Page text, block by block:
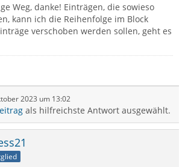
Weg, danke! Einträgen, die sowieso
kann ich die Reihenfolge im Block
verschoben werden sollen, geht es
2023 um 13:02
als hilfreichste Antwort ausgewählt.